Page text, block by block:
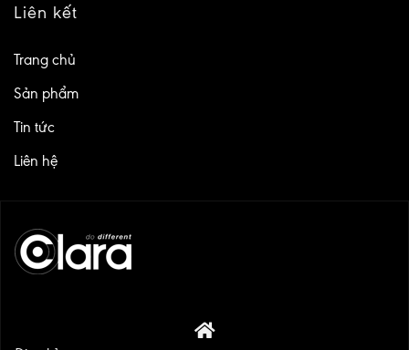
Liên kết
Trang chủ
Sản phẩm
Tin tức
Liên hệ